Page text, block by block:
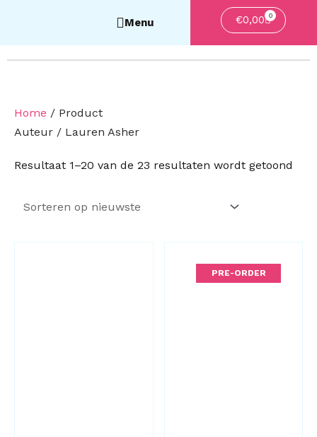
€0,00 0
Home / Product
Auteur / Lauren Asher
Resultaat 1–20 van de 23 resultaten wordt getoond
PRE-ORDER